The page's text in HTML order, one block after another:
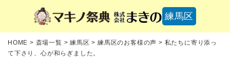
練馬区
HOME > 斎場一覧 >練馬区 >練馬区のお客様の声 > 私たちに寄り添っ
て下さり、心が和らぎました。